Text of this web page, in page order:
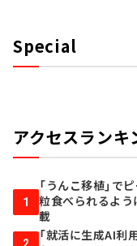
Special
アクセスランキ
1
「うんこ移植」で
粒食べられるよ
載
「就活に生成AI